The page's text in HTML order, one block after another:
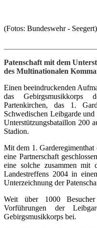
(Fotos: Bundeswehr - Seegert)
Patenschaft mit dem
des Multinationalen
Einen beeindruckenden
das Gebirgsmusikkorps
Partenkirchen, das 1.
Schwedischen Leibgarde und
Unterstützungsbataillon 200
Stadion.
Mit dem 1.
eine Partnerschaft
eine solche zusammen mit
Landestreffens 2004 in
Unterzeichnung der
Weit über 1000
Vorführungen der
Gebirgsmusikkorps bei.